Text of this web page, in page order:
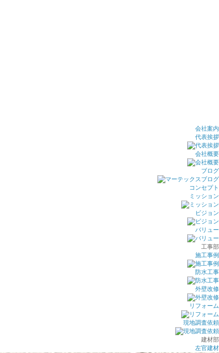
会社案内
代表挨拶
会社概要
ブログ
コンセプト
ミッション
ビジョン
バリュー
工事部
施工事例
防水工事
外壁改修
リフォーム
現地調査依頼
建材部
左官建材